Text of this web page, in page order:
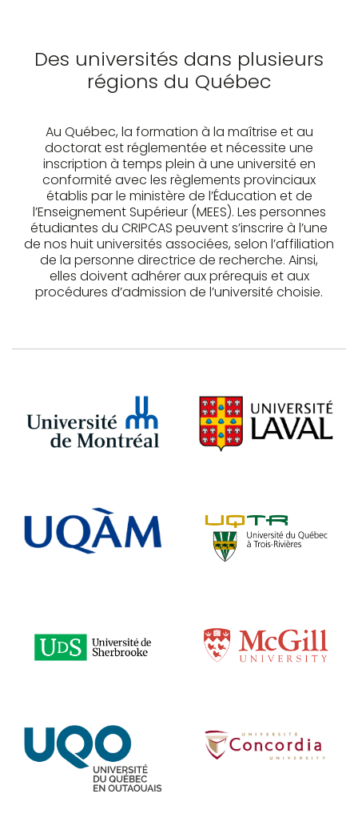
Des universités dans plusieurs
régions du Québec
Au Québec, la formation à la maîtrise et au
doctorat est réglementée et nécessite une
inscription à temps plein à une université en
conformité avec les règlements provinciaux
établis par le ministère de l’Éducation et de
l’Enseignement Supérieur (MEES). Les personnes
étudiantes du CRIPCAS peuvent s’inscrire à l’une
de nos huit universités associées, selon l’affiliation
de la personne directrice de recherche. Ainsi,
elles doivent adhérer aux prérequis et aux
procédures d’admission de l’université choisie.